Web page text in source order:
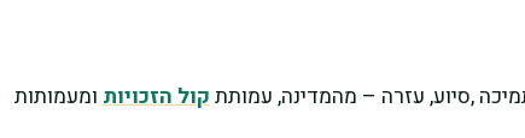
,סיוע, עזרה – מהמדינה, עמותתקול הזכויות ומעמותות